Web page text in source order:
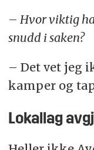
– Hvor viktig
snudd i saken?
– Det vet jeg
kamper og
Lokallag